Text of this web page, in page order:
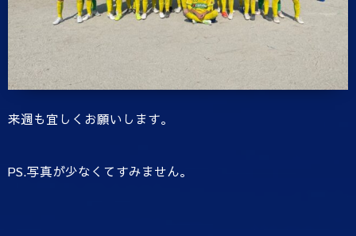
来週も宜しくお願いします。
PS.写真が少なくてすみません。